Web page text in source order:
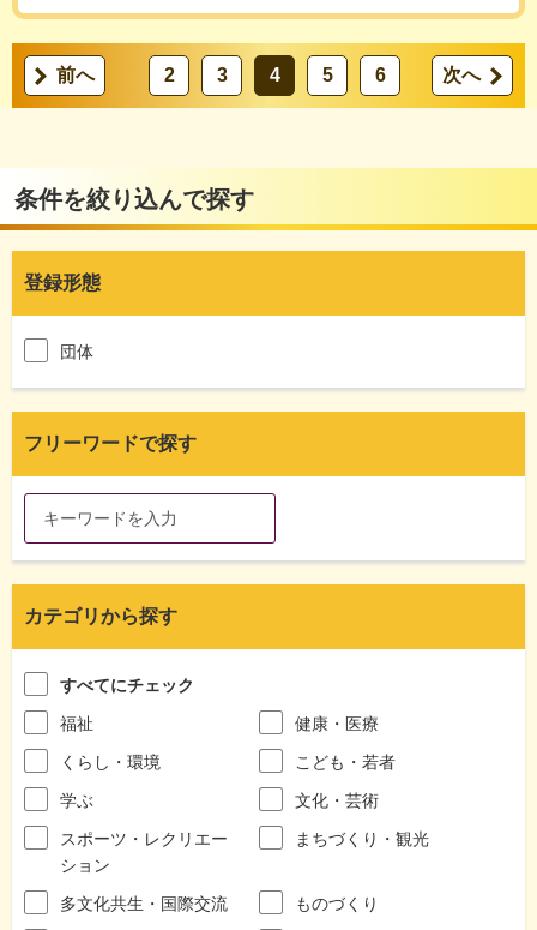
前へ 2 3 4 5 6 次へ
条件を絞り込んで探す
登録形態
団体
フリーワードで探す
カテゴリから探す
すべてにチェック
福祉
健康・医療
くらし・環境
こども・若者
学ぶ
文化・芸術
スポーツ・レクリエー
ション
まちづくり・観光
多文化共生・国際交流
ものづくり